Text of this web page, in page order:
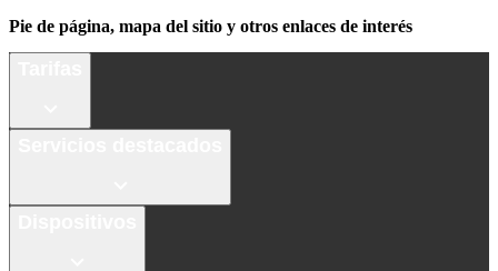
Pie de página, mapa del sitio y otros enlaces de interés